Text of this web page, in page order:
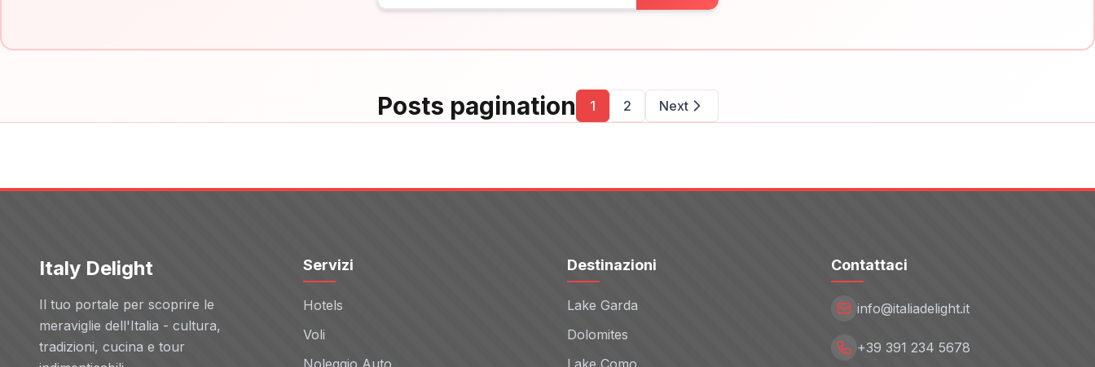
Posts pagination 1 2 Next
Italy Delight
Il tuo portale per scoprire le
meraviglie dell'Italia - cultura,
tradizioni, cucina e tour
Servizi
Hotels
Voli
Destinazioni
Lake Garda
Dolomites
Contattaci
info@italiadelight.it
+39 391 234 5678